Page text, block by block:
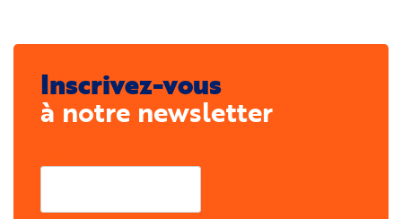
Inscrivez-vous
à notre newsletter